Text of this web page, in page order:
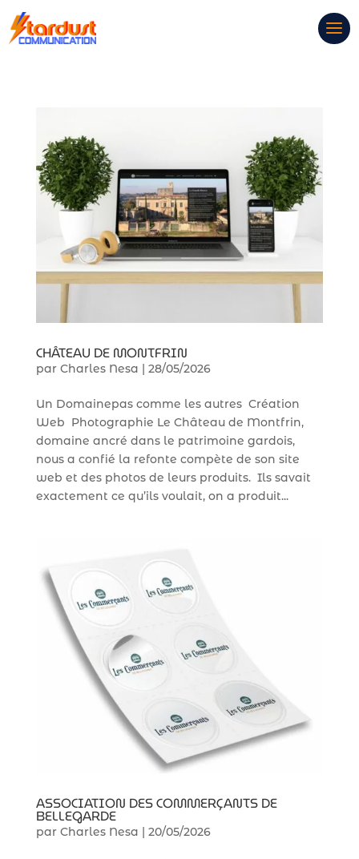
CHÂTEAU DE MONTFRIN
par Charles Nesa | 28/05/2026
Un Domainepas comme les autres Création
Web Photographie Le Château de Montfrin,
domaine ancré dans le patrimoine gardois,
nous a confié la refonte compète de son site
web et des photos de leurs produits. Ils savait
exactement ce qu’ils voulait, on a produit...
ASSOCIATION DES COMMERÇANTS DE
BELLEGARDE
par Charles Nesa 20/05/2026
Cerebro